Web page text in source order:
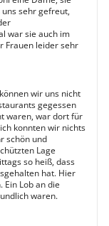
sehr gefreut,
war sie auch im
Frauen leider sehr
wir uns nicht
gegessen
waren, war dort für
konnten wir nichts
schön und
Lage
so heiß, dass
hat. Hier
Lob an die
waren.